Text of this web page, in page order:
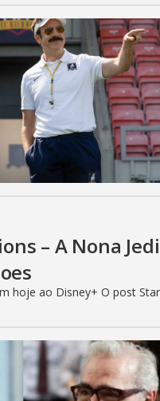
– A Nona
hoje ao Disney+ O post